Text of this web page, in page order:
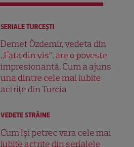
SERIALE TURCEŞTI
Demet Özdemir, vedeta din
„Fata din vis”, are o poveste
impresionantă. Cum a ajuns
una dintre cele mai iubite
actrițe din Turcia
VEDETE STRĂINE
Cum își petrec vara cele mai
iubite actrițe din serialele